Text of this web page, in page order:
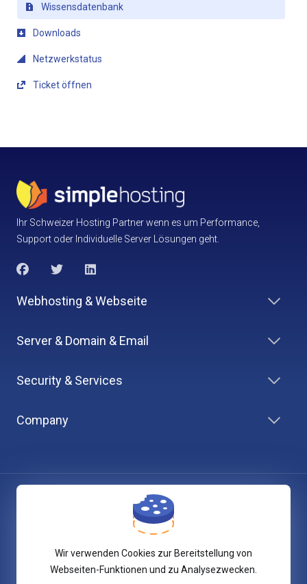
Wissensdatenbank
Downloads
Netzwerkstatus
Ticket öffnen
Ihr Schweizer Hosting Partner wenn es um Performance,
Support oder Individuelle Server Lösungen geht.
Webhosting & Webseite
Server & Domain & Email
Security & Services
Company
Impressum
AGB
Datenschutz
Wir verwenden Cookies zur Bereitstellung von
Webseiten-Funktionen und zu Analysezwecken.